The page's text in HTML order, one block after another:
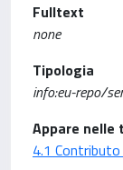
Fulltext
none
Tipologia
info:eu-repo/
Appare nelle
4.1